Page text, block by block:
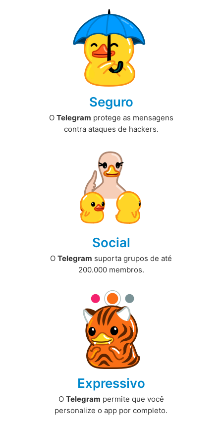
Seguro
O Telegram protege as mensagens
contra ataques de hackers.
Social
O Telegram suporta grupos de até
200.000 membros.
Expressivo
O Telegram permite que você
personalize o app por completo.